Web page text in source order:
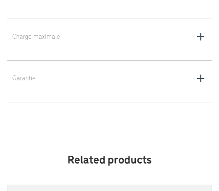
Dimensions : 34 x 47 x 130 cm
Poids : 15,5 kg
Charge maximale
100 kg
Garantie
2 ans
Related products